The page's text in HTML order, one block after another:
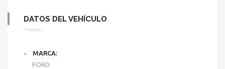
DATOS DEL VEHÍCULO
MARCA:
FORD